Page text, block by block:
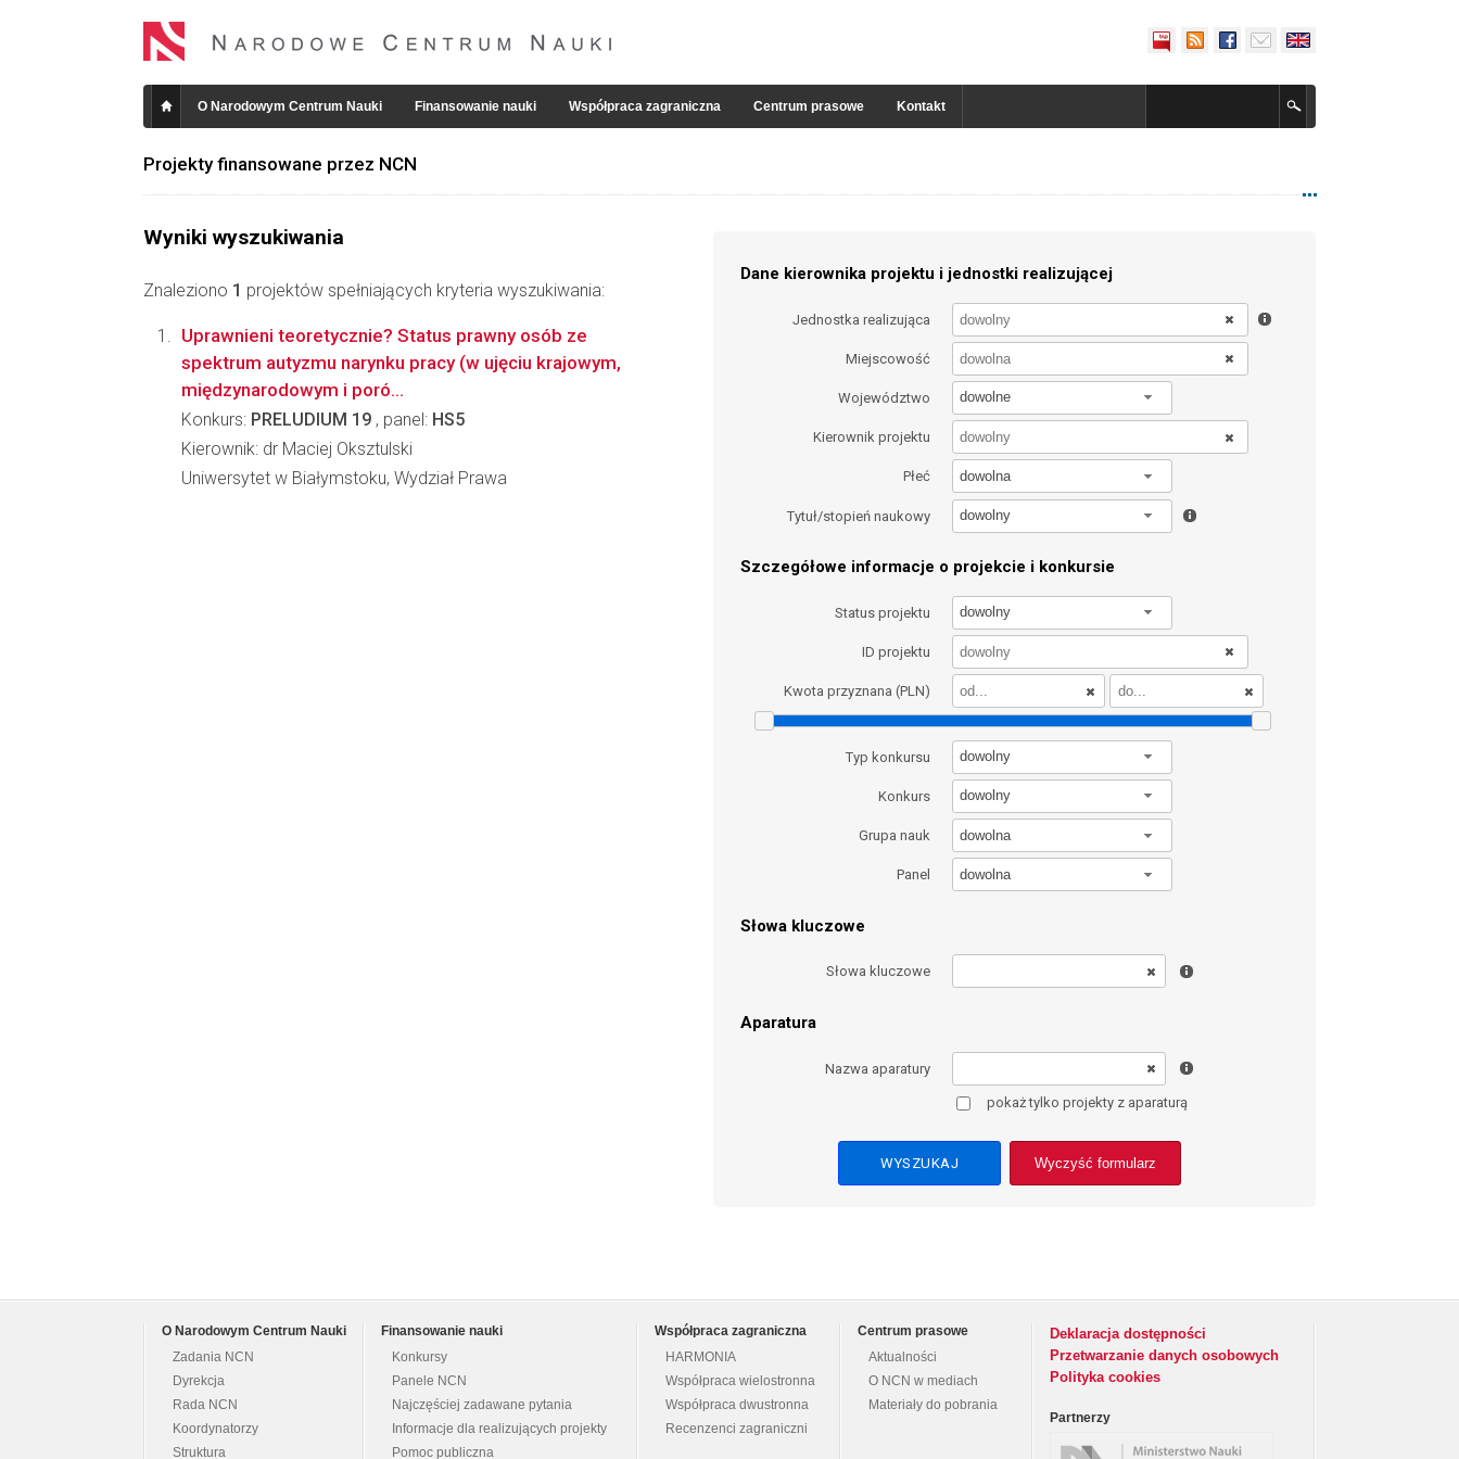
O Narodowym Centrum Nauki Finansowanie nauki Współpraca zagraniczna Centrum prasowe Kontakt
Projekty finansowane przez NCN
Wyniki wyszukiwania
Znaleziono 1 projektów spełniających kryteria wyszukiwania:
Dane kierownika projektu i jednostki realizującej
Jednostka realizująca
Miejscowość
Województwo dowolne
Kierownik projektu
Płeć dowolna
Tytuł/stopień naukowy dowolny
Szczegółowe informacje o projekcie i konkursie
Status projektu dowolny
ID projektu
Kwota przyznana (PLN)
Typ konkursu dowolny
Konkurs dowolny
Grupa nauk dowolna
Panel dowolna
Słowa kluczowe
Słowa kluczowe
Aparatura
Nazwa aparatury
pokaż tylko projekty z aparaturą
Wyczyść formularz
Uprawnieni teoretycznie? Status prawny osób ze
spektrum autyzmu narynku pracy (w ujęciu krajowym,
międzynarodowym i poró...
Konkurs: PRELUDIUM 19 , panel: HS5
Kierownik: dr Maciej Oksztulski
Uniwersytet w Białymstoku, Wydział Prawa
O Narodowym Centrum Nauki
Zadania NCN
Dyrekcja
Rada NCN
Koordynatorzy
Struktura
Finansowanie nauki
Konkursy
Panele NCN
Najczęściej zadawane pytania
Informacje dla realizujących projekty
Pomoc publiczna
Współpraca zagraniczna
HARMONIA
Współpraca wielostronna
Współpraca dwustronna
Recenzenci zagraniczni
Centrum prasowe
Aktualności
O NCN w mediach
Materiały do pobrania
Deklaracja dostępności
Przetwarzanie danych osobowych
Polityka cookies
Partnerzy